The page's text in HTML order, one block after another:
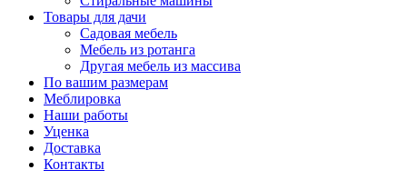
Товары для дачи
Садовая мебель
Мебель из ротанга
Другая мебель из массива
По вашим размерам
Меблировка
Наши работы
Уценка
Доставка
Контакты